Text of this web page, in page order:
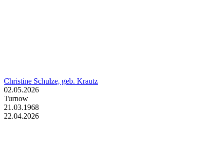
Christine Schulze, geb. Krautz
02.05.2026
Turnow
21.03.1968
22.04.2026